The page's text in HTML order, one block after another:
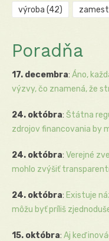
výroba (42)
Poradňa
17. decembra: Áno,
výzvy, čo znamená, že
24. októbra: Štátna
zdrojov financovania by
24. októbra: Verejné
mohlo zvýšiť
24. októbra: Existuje
môžu byť príliš
15. októbra: Aj keď